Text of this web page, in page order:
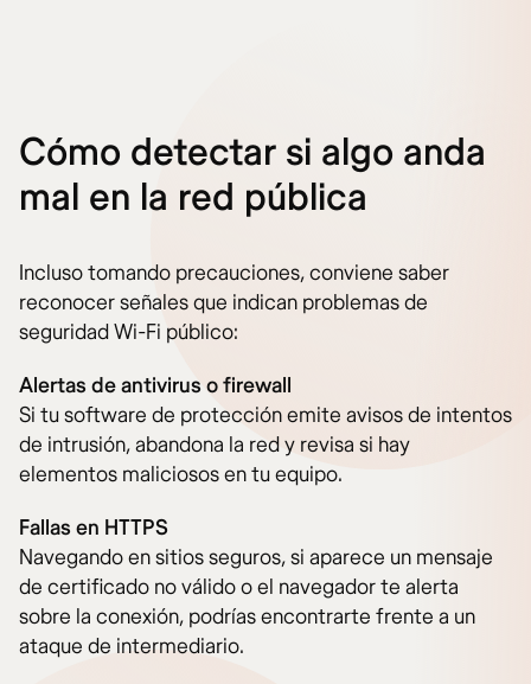
Cómo detectar si algo anda
mal en la red pública
Incluso tomando precauciones, conviene saber
reconocer señales que indican problemas de
seguridad Wi-Fi público:
Alertas de antivirus o firewall
Si tu software de protección emite avisos de intentos
de intrusión, abandona la red y revisa si hay
elementos maliciosos en tu equipo.
Fallas en HTTPS
Navegando en sitios seguros, si aparece un mensaje
de certificado no válido o el navegador te alerta
sobre la conexión, podrías encontrarte frente a un
ataque de intermediario.